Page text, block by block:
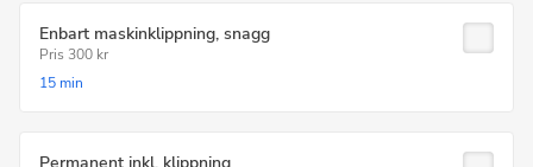
Enbart maskinklippning, snagg
Pris 300 kr
15 min